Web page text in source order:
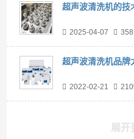
超声波清洗机的技
2025-04-07
超声波清洗机品牌
2022-02-21
展开